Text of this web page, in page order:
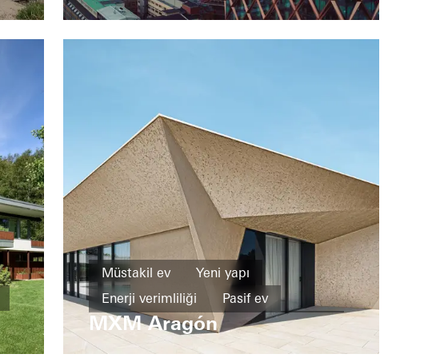
Sweden
Müstakil ev
Yeni yapı
Enerji verimliliği
Pasif ev
Tasarım ve estetik
Sıra dışı mimari
Pencereler
Cepheler
MXM Aragón